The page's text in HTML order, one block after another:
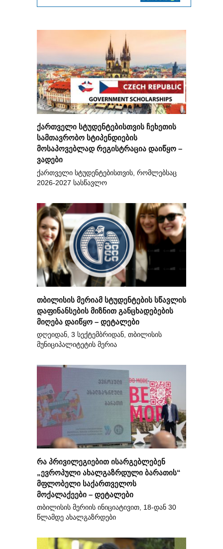
ქართველი სტუდენტებისთვის ჩეხეთის
სამთავრობო სტიპენდიების
მოსაპოვებლად რეგისტრაცია დაიწყო –
ვადები
ქართველი სტუდენტებისთვის, რომლებსაც
2026-2027 სასწავლო
თბილისის მერიამ სტუდენტების სწავლის
დაფინანსების მიზნით განცხადებების
მიღება დაიწყო – დეტალები
დღეიდან, 3 სექტემბრიდან, თბილისის
მუნიციპალიტეტის მერია
რა პრივილეგიებით ისარგებლებენ
„ევროპული ახალგაზრდული ბარათის“
მფლობელი საქართველოს
მოქალაქეები – დეტალები
თბილისის მერიის ინიციატივით, 18-დან 30
წლამდე ახალგაზრდები